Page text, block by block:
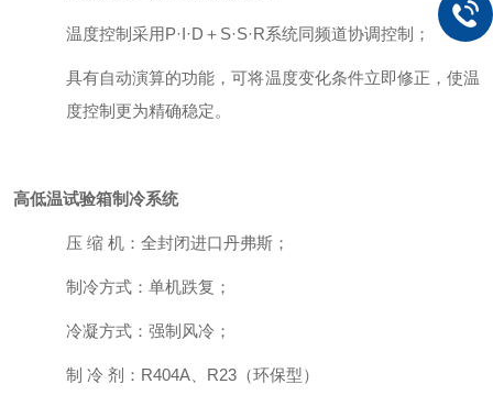
温度控制采用P·I·D ＋ S·S·R系统同频道协调控制；
具有自动演算的功能，可将温度变化条件立即修正，使温
度控制更为精确稳定。
高低温试验箱制冷系统
压 缩 机：全封闭进口丹弗斯；
制冷方式：单机跌复；
冷凝方式：强制风冷；
制 冷 剂： R404A R23 （环保型）